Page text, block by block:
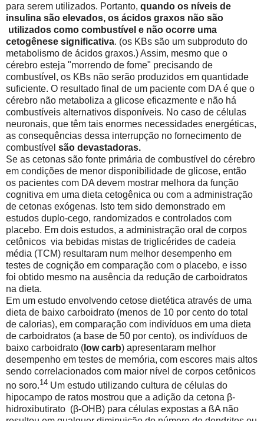
para serem utilizados. Portanto, quando os níveis de
insulina são elevados, os ácidos graxos não são
utilizados como combustível e não ocorre uma
cetogênese significativa. (os KBs são um subproduto do
metabolismo de ácidos graxos.) Assim, mesmo que o
cérebro esteja "morrendo de fome" precisando de
combustível, os KBs não serão produzidos em quantidade
suficiente. O resultado final de um paciente com DA é que o
cérebro não metaboliza a glicose eficazmente e não há
combustíveis alternativos disponíveis. No caso de células
neuronais, que têm tais enormes necessidades energéticas,
as consequências dessa interrupção no fornecimento de
combustível são devastadoras.
Se as cetonas são fonte primária de combustível do cérebro
em condições de menor disponibilidade de glicose, então
os pacientes com DA devem mostrar melhora da função
cognitiva em uma dieta cetogênica ou com a administração
de cetonas exógenas. Isto tem sido demonstrado em
estudos duplo-cego, randomizados e controlados com
placebo. Em dois estudos, a administração oral de corpos
cetônicos via bebidas mistas de triglicérides de cadeia
média (TCM) resultaram num melhor desempenho em
testes de cognição em comparação com o placebo, e isso
foi obtido mesmo na ausência da redução de carboidratos
na dieta.
Em um estudo envolvendo cetose dietética através de uma
dieta de baixo carboidrato (menos de 10 por cento do total
de calorias), em comparação com indivíduos em uma dieta
de carboidratos (a base de 50 por cento), os indivíduos de
baixo carboidrato ( low carb) apresentaram melhor
desempenho em testes de memória, com escores mais altos
sendo correlacionados com maior nível de corpos cetônicos
no soro.14 Um estudo utilizando cultura de células do
hipocampo de ratos mostrou que a adição da cetona β-
hidroxibutirato (β-OHB) para células expostas a ßA não